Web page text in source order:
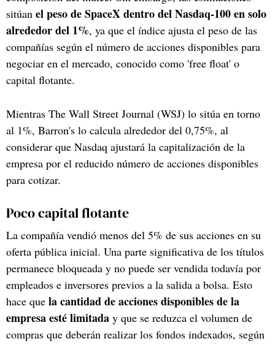
sitúan el peso de SpaceX dentro del Nasdaq-100 en solo
alrededor del 1%, ya que el índice ajusta el peso de las
compañías según el número de acciones disponibles para
negociar en el mercado, conocido como 'free float' o
capital flotante.
Mientras The Wall Street Journal (WSJ) lo sitúa en torno
al 1%, Barron's lo calcula alrededor del 0,75%, al
considerar que Nasdaq ajustará la capitalización de la
empresa por el reducido número de acciones disponibles
para cotizar.
Poco capital flotante
La compañía vendió menos del 5% de sus acciones en su
oferta pública inicial. Una parte significativa de los títulos
permanece bloqueada y no puede ser vendida todavía por
empleados e inversores previos a la salida a bolsa. Esto
hace que la cantidad de acciones disponibles de la
empresa esté limitada y que se reduzca el volumen de
compras que deberán realizar los fondos indexados, según